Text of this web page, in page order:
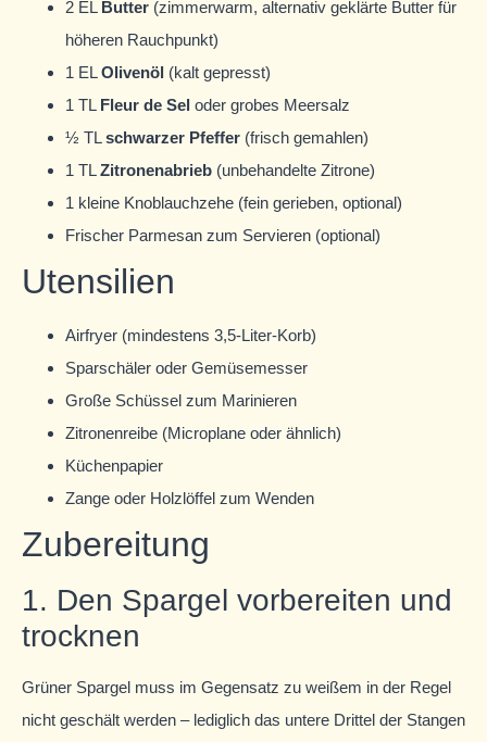
2 EL Butter (zimmerwarm, alternativ geklärte Butter für
höheren Rauchpunkt)
1 ELOlivenöl (kalt gepresst)
1 TL Fleur de Sel oder grobes Meersalz
½ TLschwarzer Pfeffer (frisch gemahlen)
1 TLZitronenabrieb (unbehandelte Zitrone)
1 kleine Knoblauchzehe (fein gerieben, optional)
Frischer Parmesan zum Servieren (optional)
Utensilien
Airfryer (mindestens 3,5-Liter-Korb)
Sparschäler oder Gemüsemesser
Große Schüssel zum Marinieren
Zitronenreibe (Microplane oder ähnlich)
Küchenpapier
Zange oder Holzlöffel zum Wenden
Zubereitung
1. Den Spargel vorbereiten und
trocknen
Grüner Spargel muss im Gegensatz zu weißem in der Regel
nicht geschält werden – lediglich das untere Drittel der Stangen